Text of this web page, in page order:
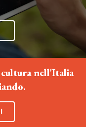
nell'Italia